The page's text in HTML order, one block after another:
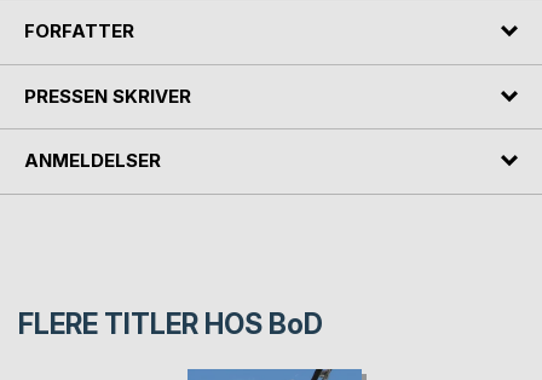
FORFATTER
PRESSEN SKRIVER
ANMELDELSER
FLERE TITLER HOS BoD